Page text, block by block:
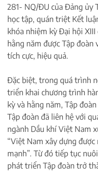
281- NQ/ĐU của Đảng ủy
học tập, quán triệt Kết
khóa nhiệm kỳ Đại hội
hằng năm được Tập đoàn
tích cực, hiệu quả.
Đặc biệt, trong quá trình
triển khai chương trình
kỳ và hằng năm, Tập
Tập đoàn đã liên hệ với
ngành Dầu khí Việt Nam
“Việt Nam xây dựng
mạnh”. Từ đó tiếp tục
phát triển Tập đoàn trở